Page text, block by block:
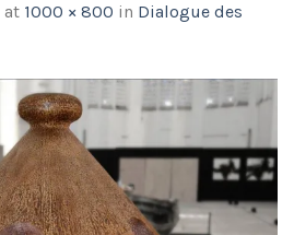
at 1000 × 800 in Dialogue des